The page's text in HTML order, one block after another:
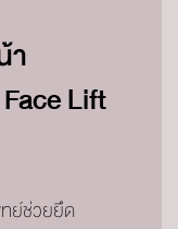
า
Lift
ทย์ช่วยยึด